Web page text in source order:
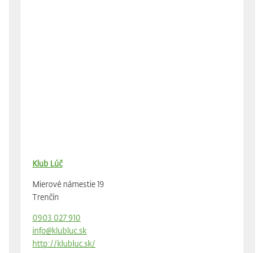
Klub Lúč
Mierové námestie 19
Trenčín
0903 027 910
info@klubluc.sk
http://klubluc.sk/